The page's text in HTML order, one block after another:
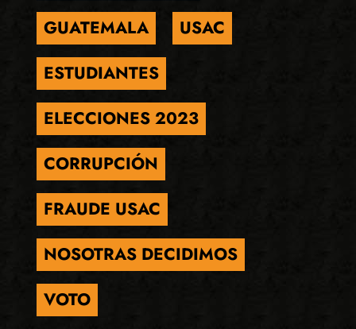
GUATEMALA
USAC
ESTUDIANTES
ELECCIONES 2023
CORRUPCIÓN
FRAUDE USAC
NOSOTRAS DECIDIMOS
VOTO